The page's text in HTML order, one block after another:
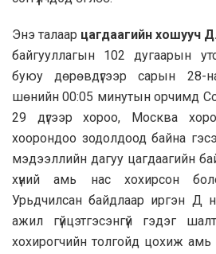
Энэ талаар цагдаагийн хошууч
байгууллагын 102 дугаарын
буюу дөрөвдүгээр сарын 28-
шөнийн 00:05 минутын орчимд
29 дүгээр хороо, Москва
хоорондоо зодолдоод байна
мэдээллийн дагуу цагдаагийн
хүний амь нас хохирсон
Урьдчилсан байдлаар иргэн Д
ажил гүйцэтгэсэнгүй гэдэг
хохирогчийн толгойд цохиж